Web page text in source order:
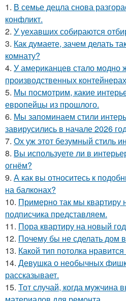
1. В семье децла снова
конфликт.
2. У уехавших собираются
3. Как думаете, зачем делать
комнату?
4. У американцев стало модно
производственных
5. Мы посмотрим, какие
европейцы из прошлого.
6. Мы запоминаем стили
завирусились в начале 2026
7. Ох уж этот безумный стиль
8. Вы используете ли в
огнём?
9. А как вы относитесь к
на балконах?
10. Примерно так мы квартиру
подписчика представляем.
11. Пора квартиру на новый год
12. Почему бы не сделать дом
13. Какой тип потолка
14. Девушка о необычных
рассказывает.
15. Тот случай, когда мужчина